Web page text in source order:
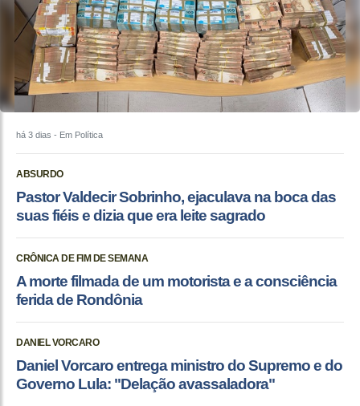
há 3 dias - Em Política
ABSURDO
Pastor Valdecir Sobrinho, ejaculava na boca das
suas fiéis e dizia que era leite sagrado
CRÔNICA DE FIM DE SEMANA
A morte filmada de um motorista e a consciência
ferida de Rondônia
DANIEL VORCARO
Daniel Vorcaro entrega ministro do Supremo e do
Governo Lula: "Delação avassaladora"